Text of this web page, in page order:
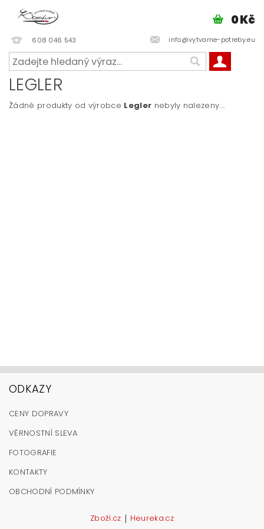
608 046 543 info@vytvarne-potreby.eu
0 Kč
LEGLER
Žádné produkty od výrobce Legler nebyly nalezeny....
ODKAZY
CENY DOPRAVY
VĚRNOSTNÍ SLEVA
FOTOGRAFIE
KONTAKTY
OBCHODNÍ PODMÍNKY
Zboží.cz | Heureka.cz